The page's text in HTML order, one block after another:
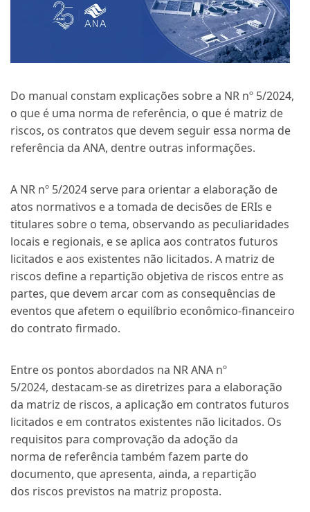
Do manual constam explicações sobre a NR nº 5/2024,
o que é uma norma de referência, o que é matriz de
riscos, os contratos que devem seguir essa norma de
referência da ANA, dentre outras informações.
A NR nº 5/2024 serve para orientar a elaboração de
atos normativos e a tomada de decisões de ERIs e
titulares sobre o tema, observando as peculiaridades
locais e regionais, e se aplica aos contratos futuros
licitados e aos existentes não licitados. A matriz de
riscos define a repartição objetiva de riscos entre as
partes, que devem arcar com as consequências de
eventos que afetem o equilíbrio econômico-financeiro
do contrato firmado.
Entre os pontos abordados na NR ANA nº
5/2024, destacam-se as diretrizes para a elaboração
da matriz de riscos, a aplicação em contratos futuros
licitados e em contratos existentes não licitados. Os
requisitos para comprovação da adoção da
norma de referência também fazem parte do
documento, que apresenta, ainda, a repartição
dos riscos previstos na matriz proposta.